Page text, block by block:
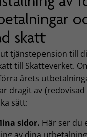
skatt
tjänstepension till
till Skatteverket.
årets
dragit av
sätt:
sidor. Här ser du
av dina